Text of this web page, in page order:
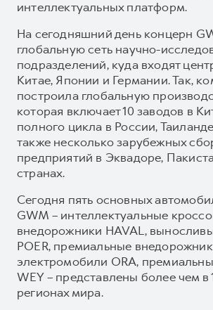
интеллектуальных платформ.
На сегодняшний день концерн
глобальную сеть научно-
подразделений, куда входят
Китае, Японии и Германии. Так,
построила глобальную
которая включает 10 заводов в
полного цикла в России,
также несколько зарубежных
предприятий в Эквадоре,
странах.
Сегодня пять основных
GWM – интеллектуальные
внедорожники HAVAL,
POER, премиальные
электромобили ORA,
WEY – представлены более чем в
регионах мира.